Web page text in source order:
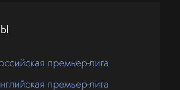
премьер-лига
премьер-лига